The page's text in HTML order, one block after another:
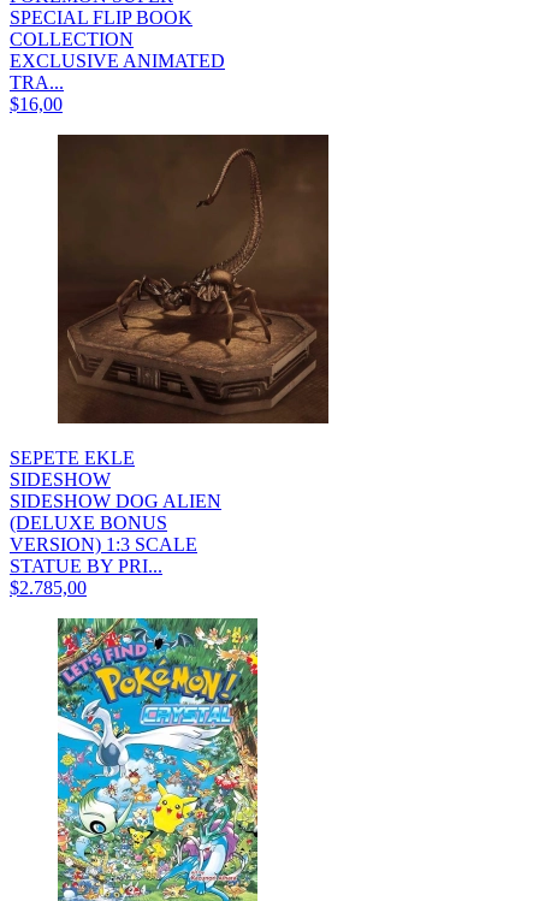
SPECIAL FLIP BOOK
COLLECTION
EXCLUSIVE ANIMATED
TRA...
$16,00
SEPETE EKLE
SIDESHOW
SIDESHOW DOG ALIEN
(DELUXE BONUS
VERSION) 1:3 SCALE
STATUE BY PRI...
$2.785,00